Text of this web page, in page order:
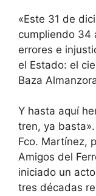
«Este 31 de
cumpliendo 34
errores e
el Estado: el
Baza
Y hasta aquí
tren, ya
Fco. Martínez,
Amigos del
iniciado un
tres décadas